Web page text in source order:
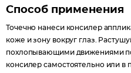
Способ применения
Точечно нанеси консилер
коже и зону вокруг глаз.
похлопывающими движениями
консилер самостоятельно или